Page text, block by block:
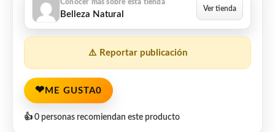
Belleza Natural
⚠️ Reportar publicación
❤ ME GUSTA0
👍 0 personas recomiendan este producto